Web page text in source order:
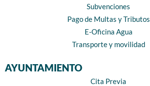
Subvenciones
Pago de Multas y Tributos
E-Oficina Agua
Transporte y movilidad
AYUNTAMIENTO
Cita Previa